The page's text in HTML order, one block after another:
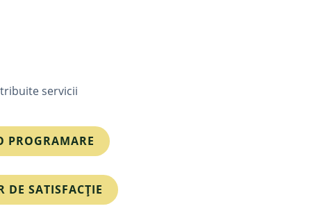
servicii
PROGRAMARE
DE SATISFACȚIE